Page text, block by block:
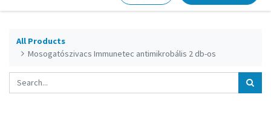
All Products
Mosogatószivacs Immunetec antimikrobális 2 db-os